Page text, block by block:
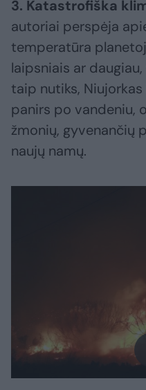
3. Katastrofiška
autoriai perspėja
temperatūra
laipsniais ar
taip nutiks,
panirs po vandeniu,
žmonių, gyvenančių
naujų namų.